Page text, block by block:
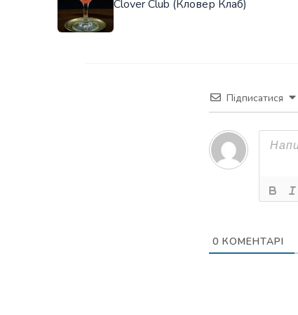
Clover Club (Кловер Клаб)
Підписатися
0 КОМЕНТАРІ